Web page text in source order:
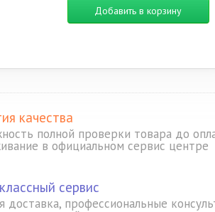
Добавить в корзину
качества
полной проверки товара до
в официальном сервис центре
сервис
доставка, профессиональные